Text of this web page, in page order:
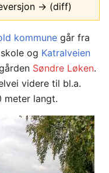
→ (diff)
kommune går fra
og Katralveien
Søndre Løken.
videre til bl.a.
meter langt.